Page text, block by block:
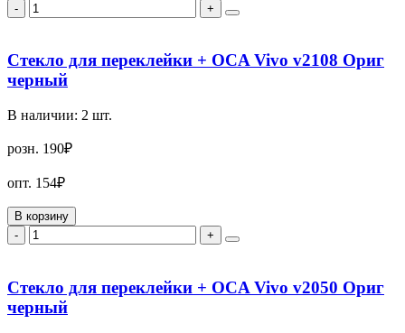
-
+
Стекло для переклейки + OCA Vivo v2108 Ориг
черный
В наличии: 2 шт.
розн. 190₽
опт. 154₽
В корзину
-
+
Стекло для переклейки + OCA Vivo v2050 Ориг
черный